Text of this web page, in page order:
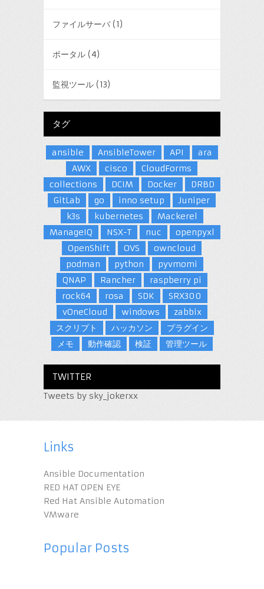
ファイルサーバ(1)
ポータル(4)
監視ツール(13)
タグ
ansible AnsibleTower API
ara
AWX
cisco
CloudForms
collections
DCIM Docker
DRBD
GitLab
go inno setup
Juniper
k3s
kubernetes
Mackerel
ManageIQ
NSX-T nuc
openpyxl
OpenShift
OVS
owncloud
podman
python
pyvmomi
QNAP
Rancher
raspberry pi
rock64
rosa SDK
SRX300
vOneCloud
windows
zabbix
スクリプト
ハッカソン
プラグイン
メモ
動作確認 検証 管理ツール
TWITTER
Tweets by sky_jokerxx
Links
Ansible Documentation
RED HAT OPEN EYE
Red Hat Ansible Automation
VMware
Popular Posts